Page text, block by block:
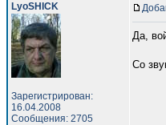
LyoSHICK
Зарегистрирован:
16.04.2008
Сообщения: 2705
Да,
Со